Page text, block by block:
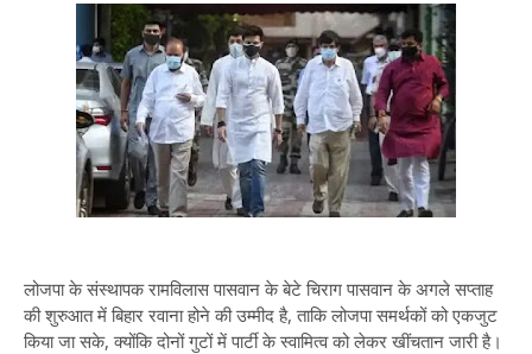
लोजपा के संस्थापक रामविलास पासवान के बेटे चिराग पासवान के अगले सप्ताह
की शुरुआत में बिहार रवाना होने की उम्मीद है, ताकि लोजपा समर्थकों को एकजुट
किया जा सके, क्योंकि दोनों गुटों में पार्टी के स्वामित्व को लेकर खींचतान जारी है।